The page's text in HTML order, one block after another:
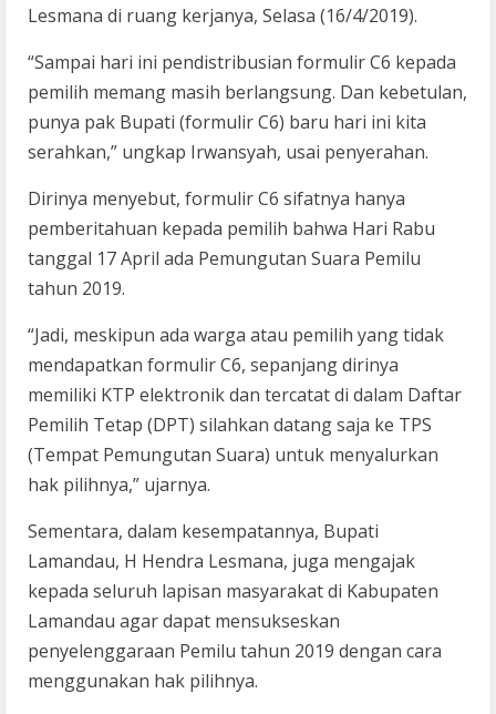
Lesmana di ruang kerjanya, Selasa (16/4/2019).
“Sampai hari ini pendistribusian formulir C6 kepada
pemilih memang masih berlangsung. Dan kebetulan,
punya pak Bupati (formulir C6) baru hari ini kita
serahkan,” ungkap Irwansyah, usai penyerahan.
Dirinya menyebut, formulir C6 sifatnya hanya
pemberitahuan kepada pemilih bahwa Hari Rabu
tanggal 17 April ada Pemungutan Suara Pemilu
tahun 2019.
“Jadi, meskipun ada warga atau pemilih yang tidak
mendapatkan formulir C6, sepanjang dirinya
memiliki KTP elektronik dan tercatat di dalam Daftar
Pemilih Tetap (DPT) silahkan datang saja ke TPS
(Tempat Pemungutan Suara) untuk menyalurkan
hak pilihnya,” ujarnya.
Sementara, dalam kesempatannya, Bupati
Lamandau, H Hendra Lesmana, juga mengajak
kepada seluruh lapisan masyarakat di Kabupaten
Lamandau agar dapat mensukseskan
penyelenggaraan Pemilu tahun 2019 dengan cara
menggunakan hak pilihnya.